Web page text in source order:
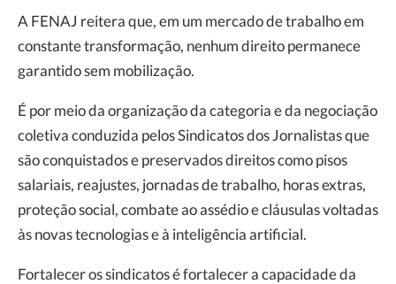
A FENAJ reitera que, em um mercado de trabalho em
constante transformação, nenhum direito permanece
garantido sem mobilização.
É por meio da organização da categoria e da negociação
coletiva conduzida pelos Sindicatos dos Jornalistas que
são conquistados e preservados direitos como pisos
salariais, reajustes, jornadas de trabalho, horas extras,
proteção social, combate ao assédio e cláusulas voltadas
às novas tecnologias e à inteligência artificial.
Fortalecer os sindicatos é fortalecer a capacidade da